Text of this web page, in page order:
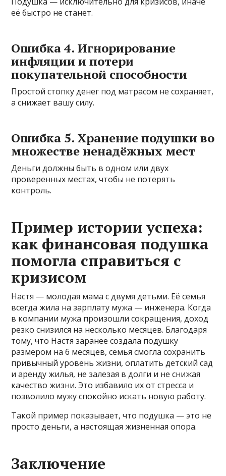
её быстро не станет.
Ошибка 4. Игнорирование
инфляции и потери
покупательной способности
Простой стопку денег под матрасом не сохраняет,
а снижает вашу силу.
Ошибка 5. Хранение подушки во
множестве ненадёжных мест
Деньги должны быть в одном или двух
проверенных местах, чтобы не потерять
контроль.
Пример истории успеха:
как финансовая подушка
помогла справиться с
кризисом
Настя — молодая мама с двумя детьми. Её семья
всегда жила на зарплату мужа — инженера. Когда
в компании мужа произошли сокращения, доход
резко снизился на несколько месяцев. Благодаря
тому, что Настя заранее создала подушку
размером на 6 месяцев, семья смогла сохранить
привычный уровень жизни, оплатить детский сад
и аренду жилья, не залезая в долги и не снижая
качество жизни. Это избавило их от стресса и
позволило мужу спокойно искать новую работу.
Такой пример показывает, что подушка — это не
просто деньги, а настоящая жизненная опора.
Заключение